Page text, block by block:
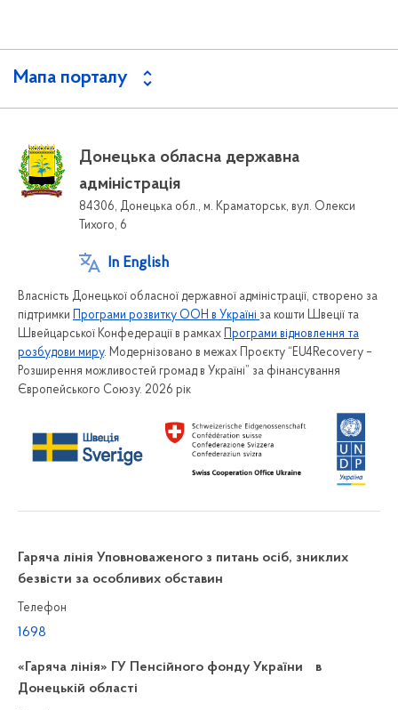
Мапа порталу
Донецька обласна державна
адміністрація
84306, Донецька обл., м. Краматорськ, вул. Олекси
Тихого, 6
In English
Власність Донецької обласної державної адміністрації, створено за
підтримки Програми розвитку ООН в Україні за кошти Швеції та
Швейцарської Конфедерації в рамках Програми відновлення та
розбудови миру. Модернізовано в межах Проєкту “EU4Recovery –
Розширення можливостей громад в Україні” за фінансування
Європейського Союзу. 2026 рік
Гаряча лінія Уповноваженого з питань осіб, зниклих
безвісти за особливих обставин
Телефон
1698
«Гаряча лінія» ГУ Пенсійного фонду України в
Донецькій області